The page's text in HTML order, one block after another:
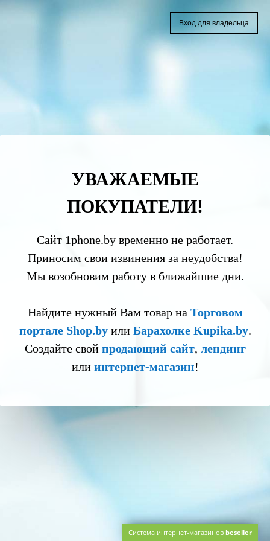
УВАЖАЕМЫЕ
ПОКУПАТЕЛИ!
Сайт 1phone.by временно не работает.
Приносим свои извинения за неудобства!
Мы возобновим работу в ближайшие дни.
Найдите нужный Вам товар на Торговом
портале Shop.byили Барахолке Kupika.by.
Создайте свой продающий сайт, лендинг
или интернет-магазин!
Вход для владельца
Система интернет-магазинов beseller